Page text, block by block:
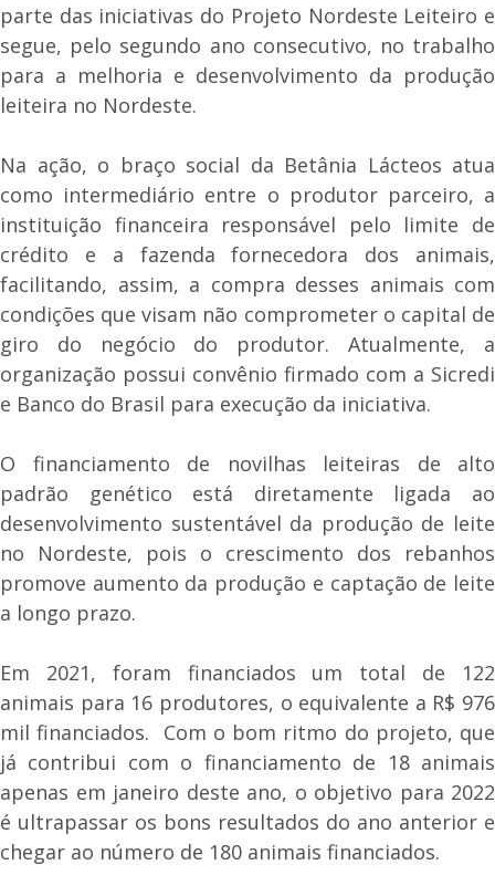
parte das iniciativas do Projeto Nordeste Leiteiro e
segue, pelo segundo ano consecutivo, no trabalho
para a melhoria e desenvolvimento da produção
leiteira no Nordeste.
Na ação, o braço social da Betânia Lácteos atua
como intermediário entre o produtor parceiro, a
instituição financeira responsável pelo limite de
crédito e a fazenda fornecedora dos animais,
facilitando, assim, a compra desses animais com
condições que visam não comprometer o capital de
giro do negócio do produtor. Atualmente, a
organização possui convênio firmado com a Sicredi
e Banco do Brasil para execução da iniciativa.
O financiamento de novilhas leiteiras de alto
padrão genético está diretamente ligada ao
desenvolvimento sustentável da produção de leite
no Nordeste, pois o crescimento dos rebanhos
promove aumento da produção e captação de leite
a longo prazo.
Em 2021, foram financiados um total de 122
animais para 16 produtores, o equivalente a R$ 976
mil financiados. Com o bom ritmo do projeto, que
já contribui com o financiamento de 18 animais
apenas em janeiro deste ano, o objetivo para 2022
é ultrapassar os bons resultados do ano anterior e
chegar ao número de 180 animais financiados.